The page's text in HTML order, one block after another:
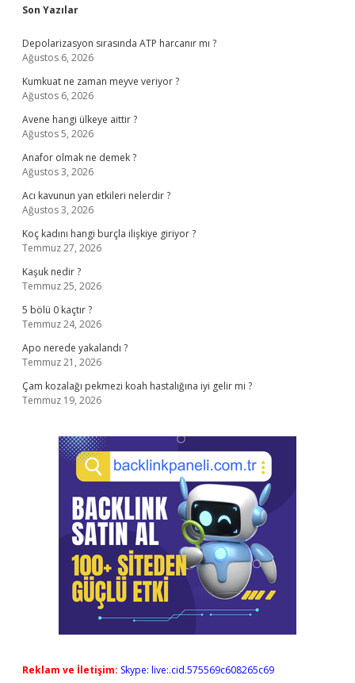
Sidebar
Son Yazılar
Depolarizasyon sırasında ATP harcanır mı ?
Ağustos 6, 2026
Kumkuat ne zaman meyve veriyor ?
Ağustos 6, 2026
Avene hangi ülkeye aittir ?
Ağustos 5, 2026
Anafor olmak ne demek ?
Ağustos 3, 2026
Acı kavunun yan etkileri nelerdir ?
Ağustos 3, 2026
Koç kadını hangi burçla ilişkiye giriyor ?
Temmuz 27, 2026
Kaşuk nedir ?
Temmuz 25, 2026
5 bölü 0 kaçtır ?
Temmuz 24, 2026
Apo nerede yakalandı ?
Temmuz 21, 2026
Çam kozalağı pekmezi koah hastalığına iyi gelir mi ?
Temmuz 19, 2026
Reklam ve İletişim: Skype: live:.cid.575569c608265c69